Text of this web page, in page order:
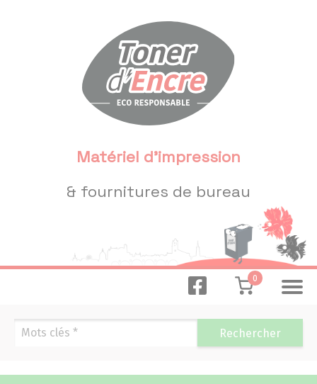
Matériel d'impression
& fournitures de bureau
0
Rechercher